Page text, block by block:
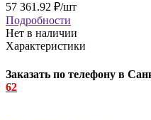
57 361.92 ₽/шт
Подробности
Нет в наличии
Характеристики
Заказать по телефону в
62